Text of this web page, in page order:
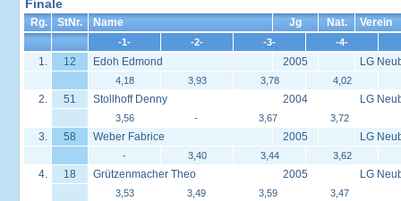
Finale
Rg. StNr. Name Jg Nat. Verein
-1- -2- -3- -4-
1. 12 Edoh Edmond 2005 LG
4,18 3,93 3,78 4,02
2. 51 Stollhoff Denny 2004 LG
3,56 - 3,67 3,72
3. 58 Weber Fabrice 2005 LG
- 3,40 3,44 3,62
4. 18 Grützenmacher Theo 2005 LG
3,53 3,49 3,59 3,47